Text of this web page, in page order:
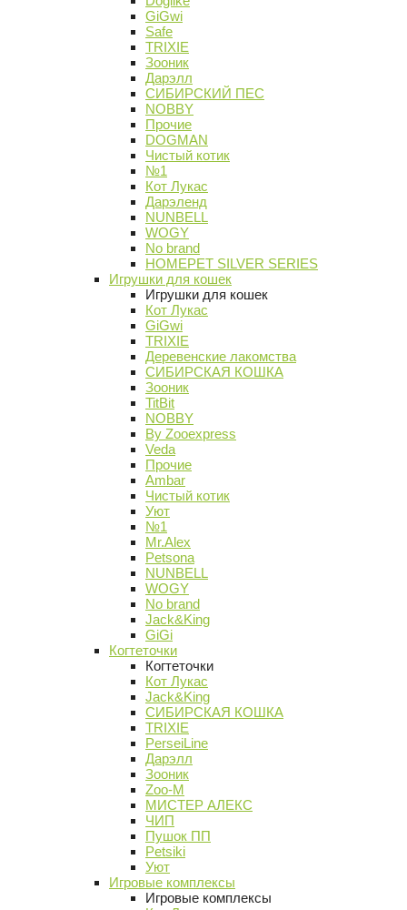
GiGwi
Safe
TRIXIE
Зооник
Дарэлл
СИБИРСКИЙ ПЕС
NOBBY
Прочие
DOGMAN
Чистый котик
№1
Кот Лукас
Дарэленд
NUNBELL
WOGY
No brand
HOMEPET SILVER SERIES
Игрушки для кошек
Игрушки для кошек
Кот Лукас
GiGwi
TRIXIE
Деревенские лакомства
СИБИРСКАЯ КОШКА
Зооник
TitBit
NOBBY
By Zooexpress
Veda
Прочие
Ambar
Чистый котик
Уют
№1
Mr.Alex
Petsona
NUNBELL
WOGY
No brand
Jack&King
GiGi
Когтеточки
Когтеточки
Кот Лукас
Jack&King
СИБИРСКАЯ КОШКА
TRIXIE
PerseiLine
Дарэлл
Зооник
Zoo-M
МИСТЕР АЛЕКС
ЧИП
Пушок ПП
Petsiki
Уют
Игровые комплексы
Игровые комплексы